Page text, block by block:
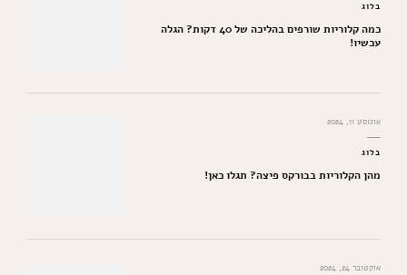
בלוג
כמה קלוריות שורפים בהליכה של 40 דקות? הגלה
עכשיו!
אוגוסט 11, 2024
בלוג
מהן הקלוריות בבורקס פיצה? תגלו כאן!
אוקטובר 24, 2024